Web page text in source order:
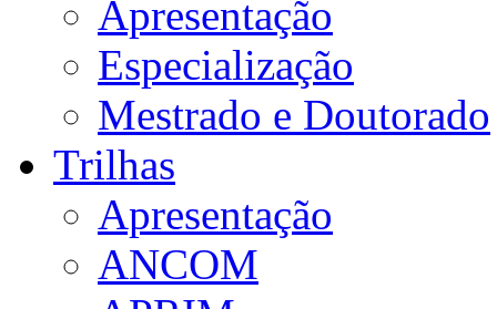
Apresentação
Especialização
Mestrado e Doutorado
Trilhas
Apresentação
ANCOM